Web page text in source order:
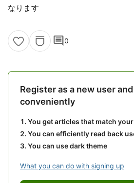
なります
comment0
Register as a new user
conveniently
You get articles that match
You can efficiently read back
You can use dark theme
What you can do with signing up